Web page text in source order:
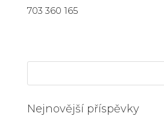
703 360 165
Nejnovější příspěvky